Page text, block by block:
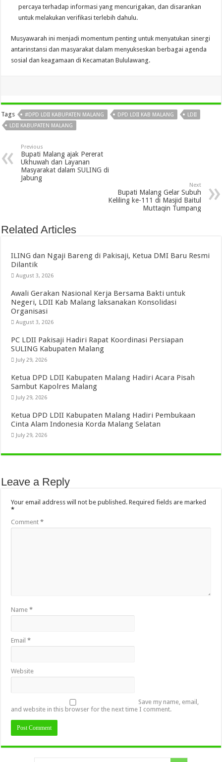
percaya terhadap informasi yang mencurigakan, dan disarankan
untuk melakukan verifikasi terlebih dahulu.
Musyawarah ini menjadi momentum penting untuk menyatukan sinergi
antarinstansi dan masyarakat dalam menyukseskan berbagai agenda
sosial dan keagamaan di Kecamatan Bululawang.
Tags #DPD LDII KABUPATEN MALANG DPD LDII KAB MALANG
LDII
LDII KABUPATEN MALANG
Previous
Bupati Malang ajak Pererat
Ukhuwah dan Layanan
Masyarakat dalam SULING di
Jabung
Next
Bupati Malang Gelar Subuh
Keliling ke-111 di Masjid Baitul
Muttaqin Tumpang
Related Articles
ILING dan Ngaji Bareng di Pakisaji, Ketua DMI Baru Resmi
Dilantik
August 3, 2026
Awali Gerakan Nasional Kerja Bersama Bakti untuk
Negeri, LDII Kab Malang laksanakan Konsolidasi
Organisasi
August 3, 2026
PC LDII Pakisaji Hadiri Rapat Koordinasi Persiapan
SULING Kabupaten Malang
July 29, 2026
Ketua DPD LDII Kabupaten Malang Hadiri Acara Pisah
Sambut Kapolres Malang
July 29, 2026
Ketua DPD LDII Kabupaten Malang Hadiri Pembukaan
Cinta Alam Indonesia Korda Malang Selatan
July 29, 2026
Leave a Reply
Your email address will not be published. Required fields are marked
*
Comment*
Name*
Email*
Website
Save my name, email,
and website in this browser for the next time I comment.